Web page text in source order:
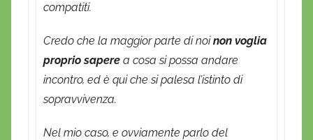
compatiti.
Credo che la maggior parte di noinon voglia
proprio saperea cosa si possa andare
incontro, ed è qui che si palesa l’istinto di
sopravvivenza.
Nel mio caso, e ovviamente parlo del